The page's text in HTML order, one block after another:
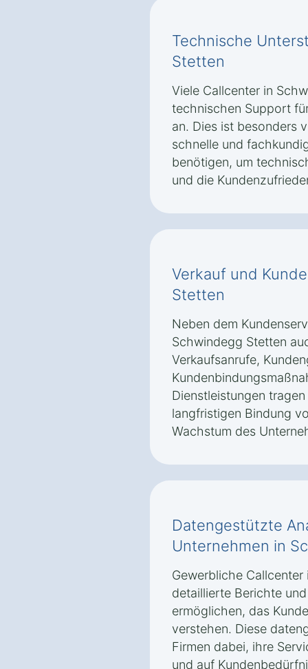
Technische
Stetten
Viele Callcenter in
technischen Support
an. Dies ist besonders
schnelle und
benötigen, um
und die
Verkauf und
Stetten
Neben dem
Schwindegg Stetten
Verkaufsanrufe,
Dienstleistungen
langfristigen Bindung
Wachstum des
Datengestützte
Unternehmen in
Gewerbliche
detaillierte Berichte
ermöglichen, das
verstehen. Diese
Firmen dabei, ihre
und auf